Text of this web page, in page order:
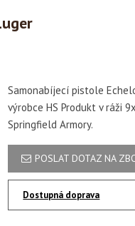
Samonabíjecí pistole
výrobce HS Produkt v ráži
Springfield Armory.
POSLAT DOTAZ NA
Dostupná doprava